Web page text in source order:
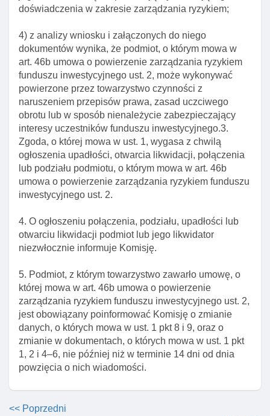
doświadczenia w zakresie zarządzania ryzykiem;
4) z analizy wniosku i załączonych do niego
dokumentów wynika, że podmiot, o którym mowa w
art. 46b umowa o powierzenie zarządzania ryzykiem
funduszu inwestycyjnego ust. 2, może wykonywać
powierzone przez towarzystwo czynności z
naruszeniem przepisów prawa, zasad uczciwego
obrotu lub w sposób nienależycie zabezpieczający
interesy uczestników funduszu inwestycyjnego.3.
Zgoda, o której mowa w ust. 1, wygasa z chwilą
ogłoszenia upadłości, otwarcia likwidacji, połączenia
lub podziału podmiotu, o którym mowa w art. 46b
umowa o powierzenie zarządzania ryzykiem funduszu
inwestycyjnego ust. 2.
4. O ogłoszeniu połączenia, podziału, upadłości lub
otwarciu likwidacji podmiot lub jego likwidator
niezwłocznie informuje Komisję.
5. Podmiot, z którym towarzystwo zawarło umowę, o
której mowa w art. 46b umowa o powierzenie
zarządzania ryzykiem funduszu inwestycyjnego ust. 2,
jest obowiązany poinformować Komisję o zmianie
danych, o których mowa w ust. 1 pkt 8 i 9, oraz o
zmianie w dokumentach, o których mowa w ust. 1 pkt
1, 2 i 4–6, nie później niż w terminie 14 dni od dnia
powzięcia o nich wiadomości.
<< Poprzedni
certyfikatów inwestycyjnych
Art. 36a. Wycena aktywów specjalistycznych
funduszy inwestycyjnych
Art. 37. Rachunkowość I roczne sprawozdania
funduszy inwestycyjnych
Dział III. Towarzystwo funduszy inwestycyjnych
Art. 38. Towarzystwo funduszy inwestycyjnych
Art. 39. Siedziba zarządu towarzystwa funduszy
inwestycyjnych
Art. 40. Jednoosobowy założyciel towarzystwa
Art. 41. Dodatkowe oznaczenie firmy towarzystwa
funduszy inwestycyjnych
Art. 42. ZarząD towarzystwa funduszy
inwestycyjnych
Art. 42a. Funkcje w zarządzie towarzystwa
Art. 42b. Tryb powołania członków zarządu
Art. 43. Obowiązek powiadamiania o zmianach w
składzie zarządu towarzystwa
Art. 44. Powiadomienie komisji o powołaniu nowego
członka rady nadzorczej towarzystwa
Art. 45. Przedmiot działalnośCI towarzystwa
funduszy inwestycyjnych
Art. 45a. Umowa o powierzenie wykonywania
czynnośCI towarzystwa